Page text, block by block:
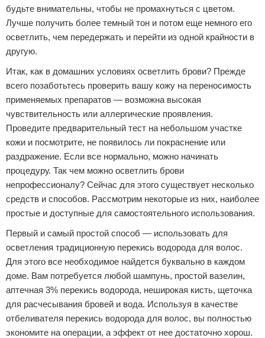
будьте внимательны, чтобы не промахнуться с цветом.
Лучше получить более темный тон и потом еще немного его
осветлить, чем передержать и перейти из одной крайности в
другую.
Итак, как в домашних условиях осветлить брови? Прежде
всего позаботьтесь проверить вашу кожу на переносимость
применяемых препаратов — возможна высокая
чувствительность или аллергические проявления.
Проведите предварительный тест на небольшом участке
кожи и посмотрите, не появилось ли покраснение или
раздражение. Если все нормально, можно начинать
процедуру. Так чем можно осветлить брови
непрофессионалу? Сейчас для этого существует несколько
средств и способов. Рассмотрим некоторые из них, наиболее
простые и доступные для самостоятельного использования.
Первый и самый простой способ — использовать для
осветления традиционную перекись водорода для волос.
Для этого все необходимое найдется буквально в каждом
доме. Вам потребуется любой шампунь, простой вазелин,
аптечная 3% перекись водорода, неширокая кисть, щеточка
для расчесывания бровей и вода. Используя в качестве
отбеливателя перекись водорода для волос, вы полностью
экономите на операции, а эффект от нее достаточно хорош.